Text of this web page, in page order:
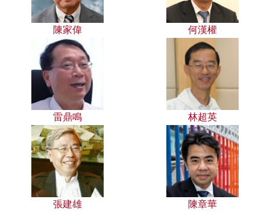
陳家偉 何漢權
雷鼎鳴 林超英
張建雄 陳章華